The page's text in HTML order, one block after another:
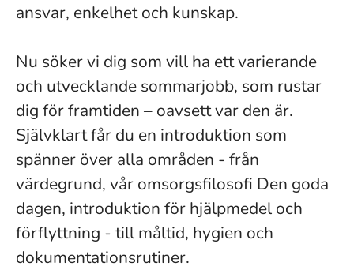
ansvar, enkelhet och kunskap.
Nu söker vi dig som vill ha ett varierande
och utvecklande sommarjobb, som rustar
dig för framtiden – oavsett var den är.
Självklart får du en introduktion som
spänner över alla områden - från
värdegrund, vår omsorgsfilosofi Den goda
dagen, introduktion för hjälpmedel och
förflyttning - till måltid, hygien och
dokumentationsrutiner.